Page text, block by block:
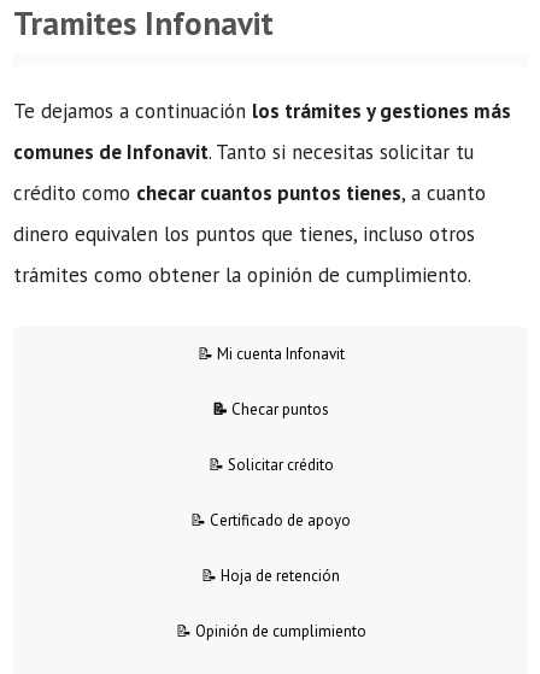
Tramites Infonavit
Te dejamos a continuación los trámites y gestiones más
comunes de Infonavit. Tanto si necesitas solicitar tu
crédito como checar cuantos puntos tienes, a cuanto
dinero equivalen los puntos que tienes, incluso otros
trámites como obtener la opinión de cumplimiento.
📝 Mi cuenta Infonavit
📝 Checar puntos
📝 Solicitar crédito
📝 Certificado de apoyo
📝 Hoja de retención
📝 Opinión de cumplimiento